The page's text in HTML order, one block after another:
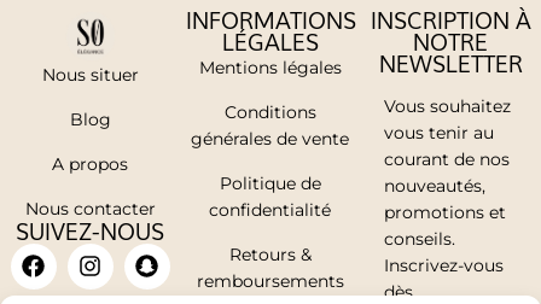
Nous situer
Blog
A propos
Nous contacter
SUIVEZ-NOUS
INFORMATIONS
LÉGALES
Mentions légales
Conditions
générales de vente
Politique de
confidentialité
Retours &
remboursements
INSCRIPTION À
NOTRE
NEWSLETTER
Vous souhaitez
vous tenir au
courant de nos
nouveautés,
promotions et
conseils.
Inscrivez-vous
dès